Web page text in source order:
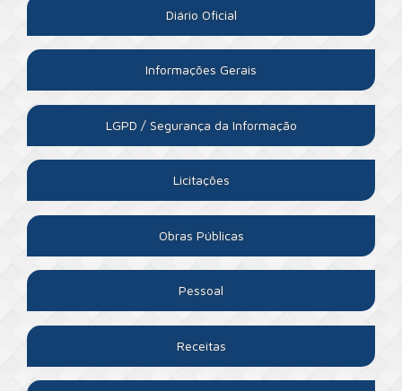
Diário Oficial
Informações Gerais
LGPD / Segurança da Informação
Licitações
Obras Públicas
Pessoal
Receitas